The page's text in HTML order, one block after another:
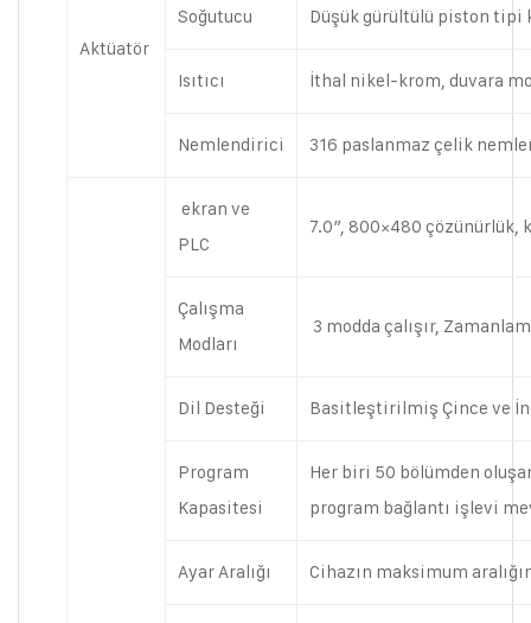
Aktüatör
Soğutucu Düşük gürültülü piston tipi
Isıtıcı İthal nikel-krom, duvara
Nemlendirici 316 paslanmaz çelik
ekran ve
PLC
7.0″, 800×480 çözünürlük,
Çalışma
Modları
3 modda çalışır,
Dil Desteği Basitleştirilmiş Çince ve
Program
Kapasitesi
Her biri 50 bölümden
program bağlantı işlevi
Ayar Aralığı Cihazın maksimum